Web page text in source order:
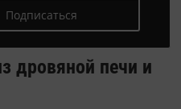
дровяной печи и
Подписаться